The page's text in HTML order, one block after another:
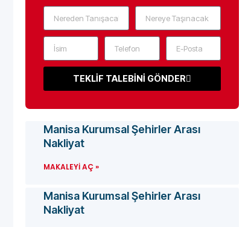
TEKLİF TALEBİNİ GÖNDER
Manisa Kurumsal Şehirler Arası
Nakliyat
MAKALEYI AÇ »
Manisa Kurumsal Şehirler Arası
Nakliyat